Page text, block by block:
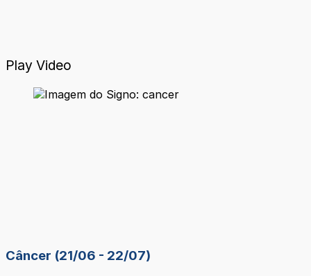
Play Video
Câncer (21/06 - 22/07)